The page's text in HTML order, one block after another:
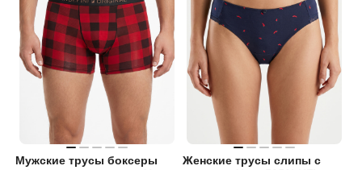
Мужские трусы боксеры
Женские трусы слипы с